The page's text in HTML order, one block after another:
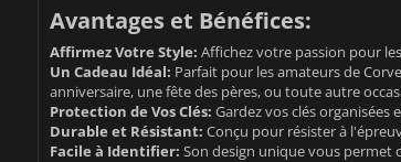
Avantages et Bénéfices:
Affirmez Votre Style: Affichez votre passion pour
Un Cadeau Idéal: Parfait pour les amateurs de
anniversaire, une fête des pères, ou toute autre
Protection de Vos Clés: Gardez vos clés
Durable et Résistant: Conçu pour résister à
Facile à Identifier: Son design unique vous permet